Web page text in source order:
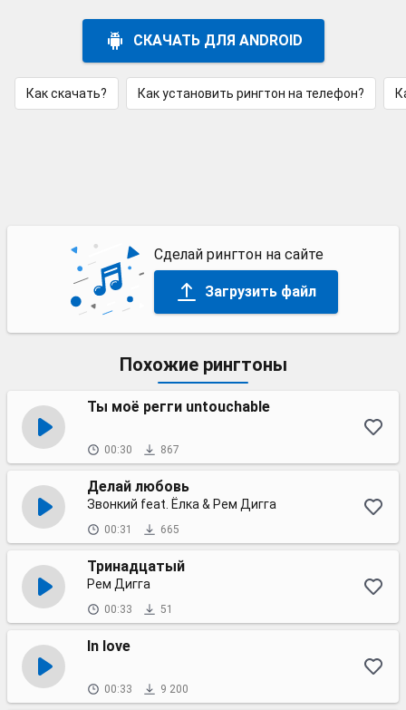
СКАЧАТЬ ДЛЯ ANDROID
Как скачать? Как установить рингтон на телефон?
Сделай рингтон на сайте
Загрузить файл
Похожие рингтоны
Ты моё регги untouchable
00:30 867
Делай любовь
Звонкий feat. Ёлка & Рем Дигга
00:31 665
Тринадцатый
Рем Дигга
00:33 51
In love
00:33 9 200